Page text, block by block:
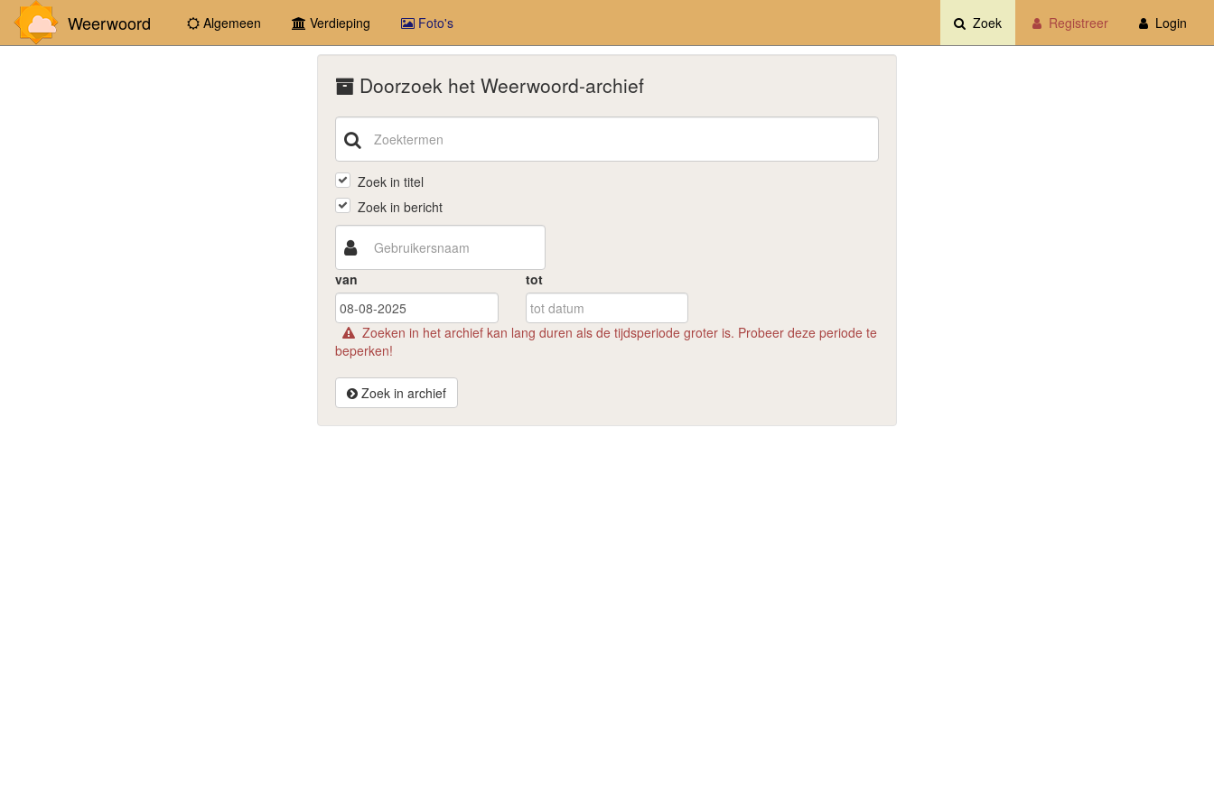
Weerwoord Algemeen Verdieping Foto's Zoek Registreer Login
Doorzoek het Weerwoord-archief
Zoek in titel
Zoek in bericht
van tot
Zoeken in het archief kan lang duren als de tijdsperiode groter is. Probeer deze periode te
beperken!
Zoek in archief